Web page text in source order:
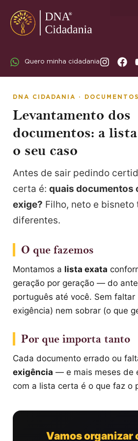
Quero minha cidadania
DNA CIDADANIA · DOCUMENTOS
Levantamento dos
documentos: a
o seu caso
Antes de sair pedindo
certa é: quais documentos
exige? Filho, neto e bisneto
diferentes.
O que fazemos
Montamos a lista exata
geração por geração — do
português até você. Sem faltar
exigência) nem sobrar (o que
Por que importa tanto
Cada documento errado ou
exigência — e mais meses de
com a lista certa é o que faz o
Vamos organizar